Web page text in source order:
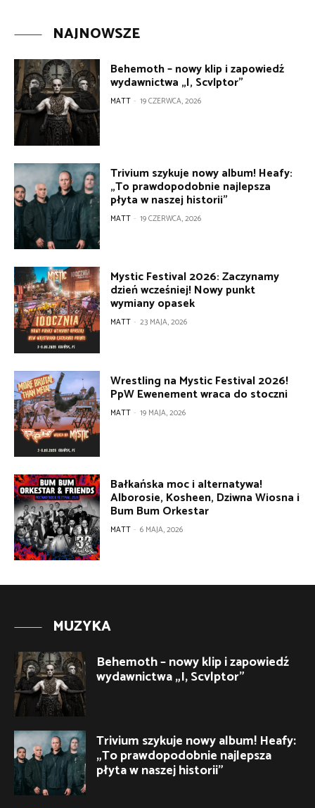
NAJNOWSZE
Behemoth – nowy klip i zapowiedź
wydawnictwa „I, Scvlptor”
MATT - 19 CZERWCA, 2026
Trivium szykuje nowy album! Heafy:
„To prawdopodobnie najlepsza
płyta w naszej historii”
MATT - 19 CZERWCA, 2026
Mystic Festival 2026: Zaczynamy
dzień wcześniej! Nowy punkt
wymiany opasek
MATT - 23 MAJA, 2026
Wrestling na Mystic Festival 2026!
PpW Ewenement wraca do stoczni
MATT - 19 MAJA, 2026
Bałkańska moc i alternatywa!
Alborosie, Kosheen, Dziwna Wiosna i
Bum Bum Orkestar
MATT - 6 MAJA, 2026
MUZYKA
Behemoth – nowy klip i zapowiedź
wydawnictwa „I, Scvlptor”
Trivium szykuje nowy album! Heafy:
„To prawdopodobnie najlepsza
płyta w naszej historii”